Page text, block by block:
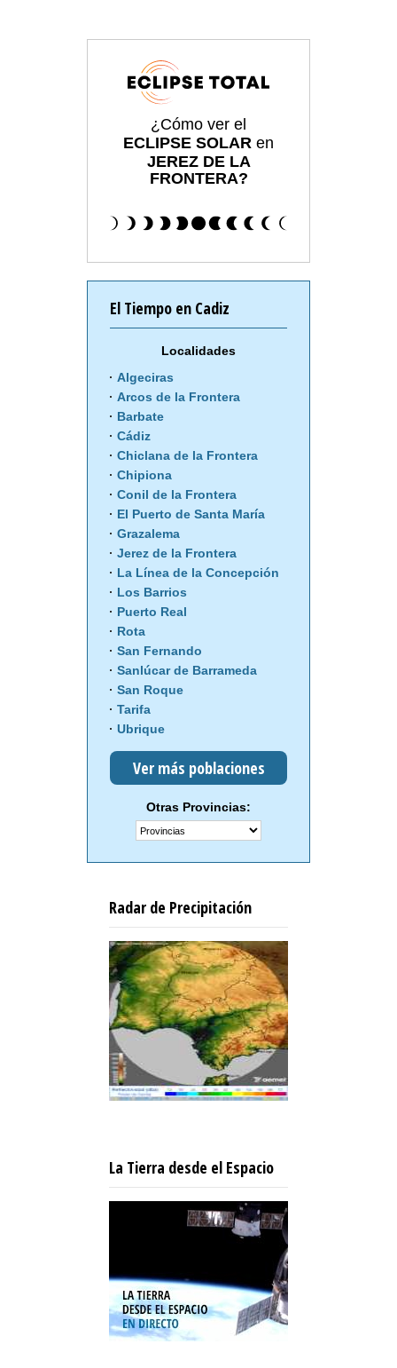
¿Cómo ver el
ECLIPSE SOLAR en
JEREZ DE LA
FRONTERA?
El Tiempo en Cadiz
Localidades
Algeciras
Arcos de la Frontera
Barbate
Cádiz
Chiclana de la Frontera
Chipiona
Conil de la Frontera
El Puerto de Santa María
Grazalema
Jerez de la Frontera
La Línea de la Concepción
Los Barrios
Puerto Real
Rota
San Fernando
Sanlúcar de Barrameda
San Roque
Tarifa
Ubrique
Ver más poblaciones
Otras Provincias:
Radar de Precipitación
La Tierra desde el Espacio